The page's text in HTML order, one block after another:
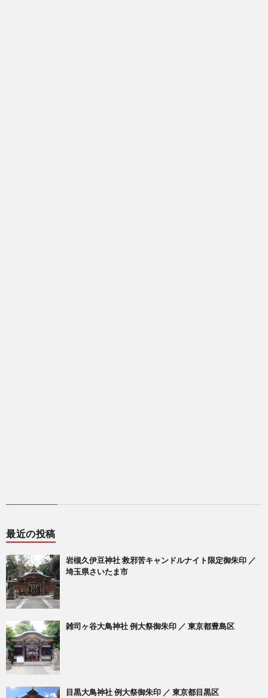
最近の投稿
岩槻久伊豆神社 救邪苦キャンドルナイト限定御朱印 ／
埼玉県さいたま市
雑司ヶ谷大鳥神社 例大祭御朱印 ／ 東京都豊島区
目黒大鳥神社 例大祭御朱印 ／ 東京都目黒区